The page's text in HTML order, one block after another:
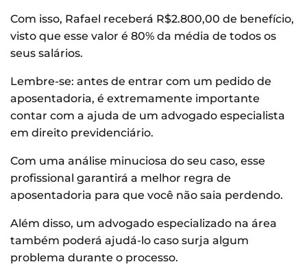
Com isso, Rafael receberá R$2.800,00 de benefício,
visto que esse valor é 80% da média de todos os
seus salários.
Lembre-se: antes de entrar com um pedido de
aposentadoria, é extremamente importante
contar com a ajuda de um advogado especialista
em direito previdenciário.
Com uma análise minuciosa do seu caso, esse
profissional garantirá a melhor regra de
aposentadoria para que você não saia perdendo.
Além disso, um advogado especializado na área
também poderá ajudá-lo caso surja algum
problema durante o processo.